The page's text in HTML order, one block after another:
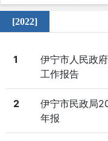
[2022]
1
伊宁市人民政
工作报告
2
伊宁市民政局
年报